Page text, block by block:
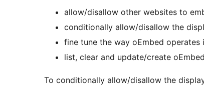
allow/disallow other websites to
conditionally allow/disallow the
fine tune the way oEmbed operates
list, clear and update/create
To conditionally allow/disallow the